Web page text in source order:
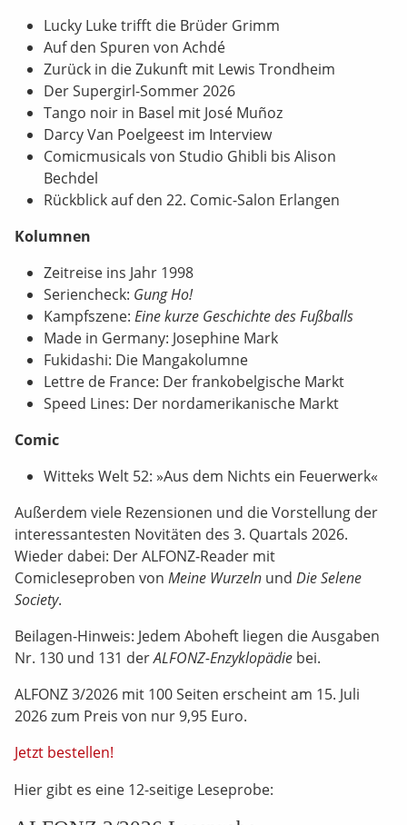
Lucky Luke trifft die Brüder Grimm
Auf den Spuren von Achdé
Zurück in die Zukunft mit Lewis Trondheim
Der Supergirl-Sommer 2026
Tango noir in Basel mit José Muñoz
Darcy Van Poelgeest im Interview
Comicmusicals von Studio Ghibli bis Alison
Bechdel
Rückblick auf den 22. Comic-Salon Erlangen
Kolumnen
Zeitreise ins Jahr 1998
Seriencheck: Gung Ho!
Kampfszene: Eine kurze Geschichte des Fußballs
Made in Germany: Josephine Mark
Fukidashi: Die Mangakolumne
Lettre de France: Der frankobelgische Markt
Speed Lines: Der nordamerikanische Markt
Comic
Witteks Welt 52: »Aus dem Nichts ein Feuerwerk«
Außerdem viele Rezensionen und die Vorstellung der
interessantesten Novitäten des 3. Quartals 2026.
Wieder dabei: Der ALFONZ-Reader mit
Comicleseproben von Meine Wurzeln und Die Selene
Society.
Beilagen-Hinweis: Jedem Aboheft liegen die Ausgaben
Nr. 130 und 131 derALFONZ-Enzyklopädie bei.
ALFONZ 3/2026 mit 100 Seiten erscheint am 15. Juli
2026 zum Preis von nur 9,95 Euro.
Jetzt bestellen!
Hier gibt es eine 12-seitige Leseprobe: